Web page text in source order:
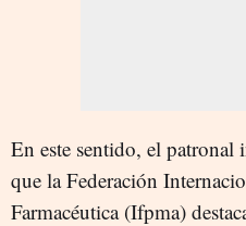
En este sentido, el patronal
que la Federación
Farmacéutica (Ifpma)